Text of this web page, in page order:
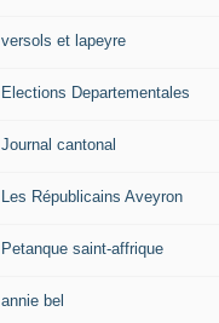
versols et lapeyre
Elections Departementales
Journal cantonal
Les Républicains Aveyron
Petanque saint-affrique
annie bel